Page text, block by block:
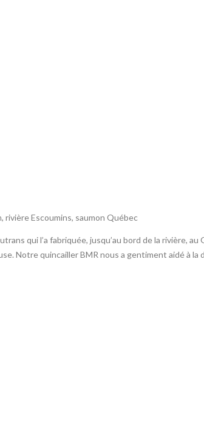
, rivière Escoumins, saumon Québec
qui l’a fabriquée, jusqu’au bord de la rivière, au
Notre quincailler BMR nous a gentiment aidé à la